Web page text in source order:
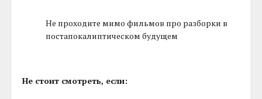
Не проходите мимо фильмов про разборки в
постапокалиптическом будущем
Не стоит смотреть, если: